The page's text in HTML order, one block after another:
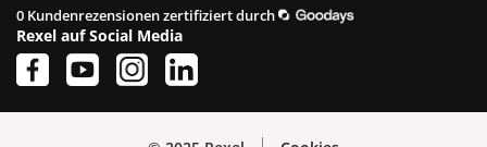
0 Kundenrezensionen zertifiziert durch
Rexel auf Social Media